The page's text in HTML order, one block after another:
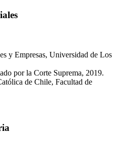
y Empresas, Universidad de Los
por la Corte Suprema, 2019.
de Chile, Facultad de